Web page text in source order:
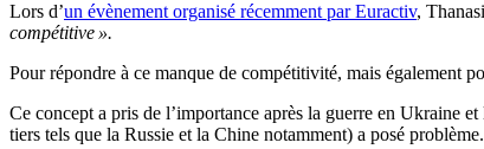
Lors d’un évènement organisé récemment par Euractiv,
compétitive ».
Pour répondre à ce manque de compétitivité, mais également
Ce concept a pris de l’importance après la guerre en Ukraine
tiers tels que la Russie et la Chine notamment) a posé problème.